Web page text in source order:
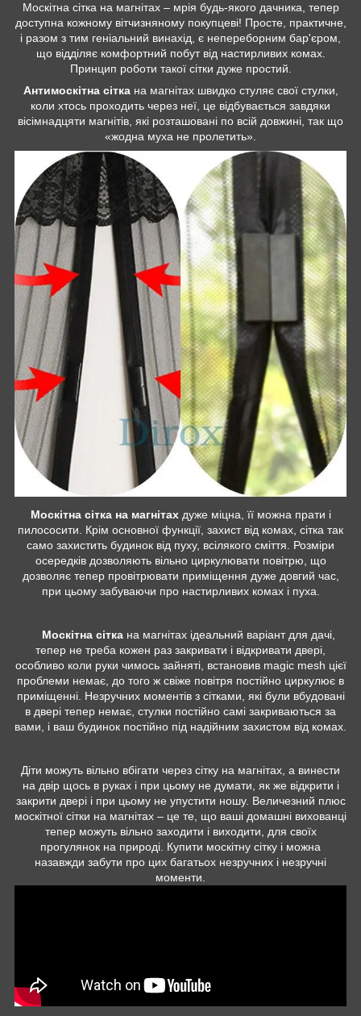
Москітна сітка на магнітах – мрія будь-якого дачника, тепер
доступна кожному вітчизняному покупцеві! Просте, практичне,
і разом з тим геніальний винахід, є непереборним бар'єром,
що відділяє комфортний побут від настирливих комах.
Принцип роботи такої сітки дуже простий.
Антимоскітна сіткана магнітах швидко стуляє свої стулки,
коли хтось проходить через неї, це відбувається завдяки
вісімнадцяти магнітів, які розташовані по всій довжині, так що
«жодна муха не пролетить».
Москітна сітка на магнітах дуже міцна, її можна прати і
пилососити. Крім основної функції, захист від комах, сітка так
само захистить будинок від пуху, всілякого сміття. Розміри
осередків дозволяють вільно циркулювати повітрю, що
дозволяє тепер провітрювати приміщення дуже довгий час,
при цьому забуваючи про настирливих комах і пуха.
Москітна сітка на магнітах ідеальний варіант для дачі,
тепер не треба кожен раз закривати і відкривати двері,
особливо коли руки чимось зайняті, встановив magic mesh цієї
проблеми немає, до того ж свіже повітря постійно циркулює в
приміщенні. Незручних моментів з сітками, які були вбудовані
в двері тепер немає, стулки постійно самі закриваються за
вами, і ваш будинок постійно під надійним захистом від комах.
Діти можуть вільно вбігати через сітку на магнітах, а винести
на двір щось в руках і при цьому не думати, як же відкрити і
закрити двері і при цьому не упустити ношу. Величезний плюс
москітної сітки на магнітах – це те, що ваші домашні вихованці
тепер можуть вільно заходити і виходити, для своїх
прогулянок на природі. Купити москітну сітку і можна
назавжди забути про цих багатьох незручних і незручні
моменти.